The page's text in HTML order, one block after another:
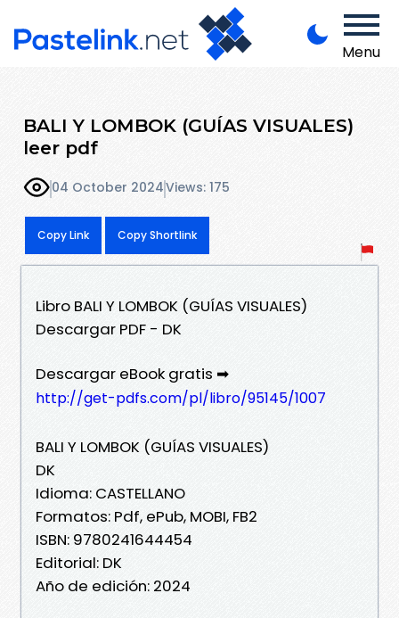
Menu
BALI Y LOMBOK (GUÍAS VISUALES)
leer pdf
04 October 2024Views: 175
Copy Link Copy Shortlink
Libro BALI Y LOMBOK (GUÍAS VISUALES)
Descargar PDF - DK
Descargar eBook gratis ➡
http://get-pdfs.com/pl/libro/95145/1007
BALI Y LOMBOK (GUÍAS VISUALES)
DK
Idioma: CASTELLANO
Formatos: Pdf, ePub, MOBI, FB2
ISBN: 9780241644454
Editorial: DK
Año de edición: 2024